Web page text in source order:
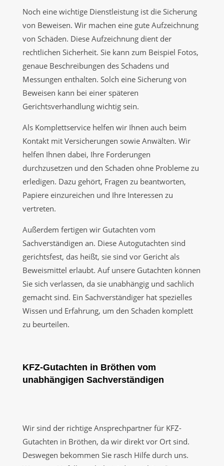
Noch eine wichtige Dienstleistung ist die Sicherung
von Beweisen. Wir machen eine gute Aufzeichnung
von Schäden. Diese Aufzeichnung dient der
rechtlichen Sicherheit. Sie kann zum Beispiel Fotos,
genaue Beschreibungen des Schadens und
Messungen enthalten. Solch eine Sicherung von
Beweisen kann bei einer späteren
Gerichtsverhandlung wichtig sein.
Als Komplettservice helfen wir Ihnen auch beim
Kontakt mit Versicherungen sowie Anwälten. Wir
helfen Ihnen dabei, Ihre Forderungen
durchzusetzen und den Schaden ohne Probleme zu
erledigen. Dazu gehört, Fragen zu beantworten,
Papiere einzureichen und Ihre Interessen zu
vertreten.
Außerdem fertigen wir Gutachten vom
Sachverständigen an. Diese Autogutachten sind
gerichtsfest, das heißt, sie sind vor Gericht als
Beweismittel erlaubt. Auf unsere Gutachten können
Sie sich verlassen, da sie unabhängig und sachlich
gemacht sind. Ein Sachverständiger hat spezielles
Wissen und Erfahrung, um den Schaden komplett
zu beurteilen.
KFZ-Gutachten in Bröthen vom
unabhängigen Sachverständigen
Wir sind der richtige Ansprechpartner für KFZ-
Gutachten in Bröthen, da wir direkt vor Ort sind.
Deswegen bekommen Sie rasch Hilfe durch uns.